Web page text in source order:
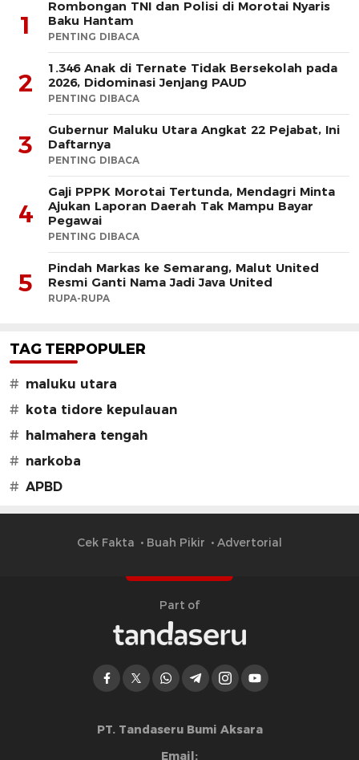
1
Rombongan TNI dan Polisi di Morotai Nyaris
Baku Hantam
PENTING DIBACA
2
1.346 Anak di Ternate Tidak Bersekolah pada
2026, Didominasi Jenjang PAUD
PENTING DIBACA
3
Gubernur Maluku Utara Angkat 22 Pejabat, Ini
Daftarnya
PENTING DIBACA
4
Gaji PPPK Morotai Tertunda, Mendagri Minta
Ajukan Laporan Daerah Tak Mampu Bayar
Pegawai
PENTING DIBACA
5
Pindah Markas ke Semarang, Malut United
Resmi Ganti Nama Jadi Java United
RUPA-RUPA
TAG TERPOPULER
# maluku utara
# kota tidore kepulauan
# halmahera tengah
# narkoba
# APBD
Cek Fakta Buah Pikir Advertorial
Part of
PT. Tandaseru Bumi Aksara
Email: